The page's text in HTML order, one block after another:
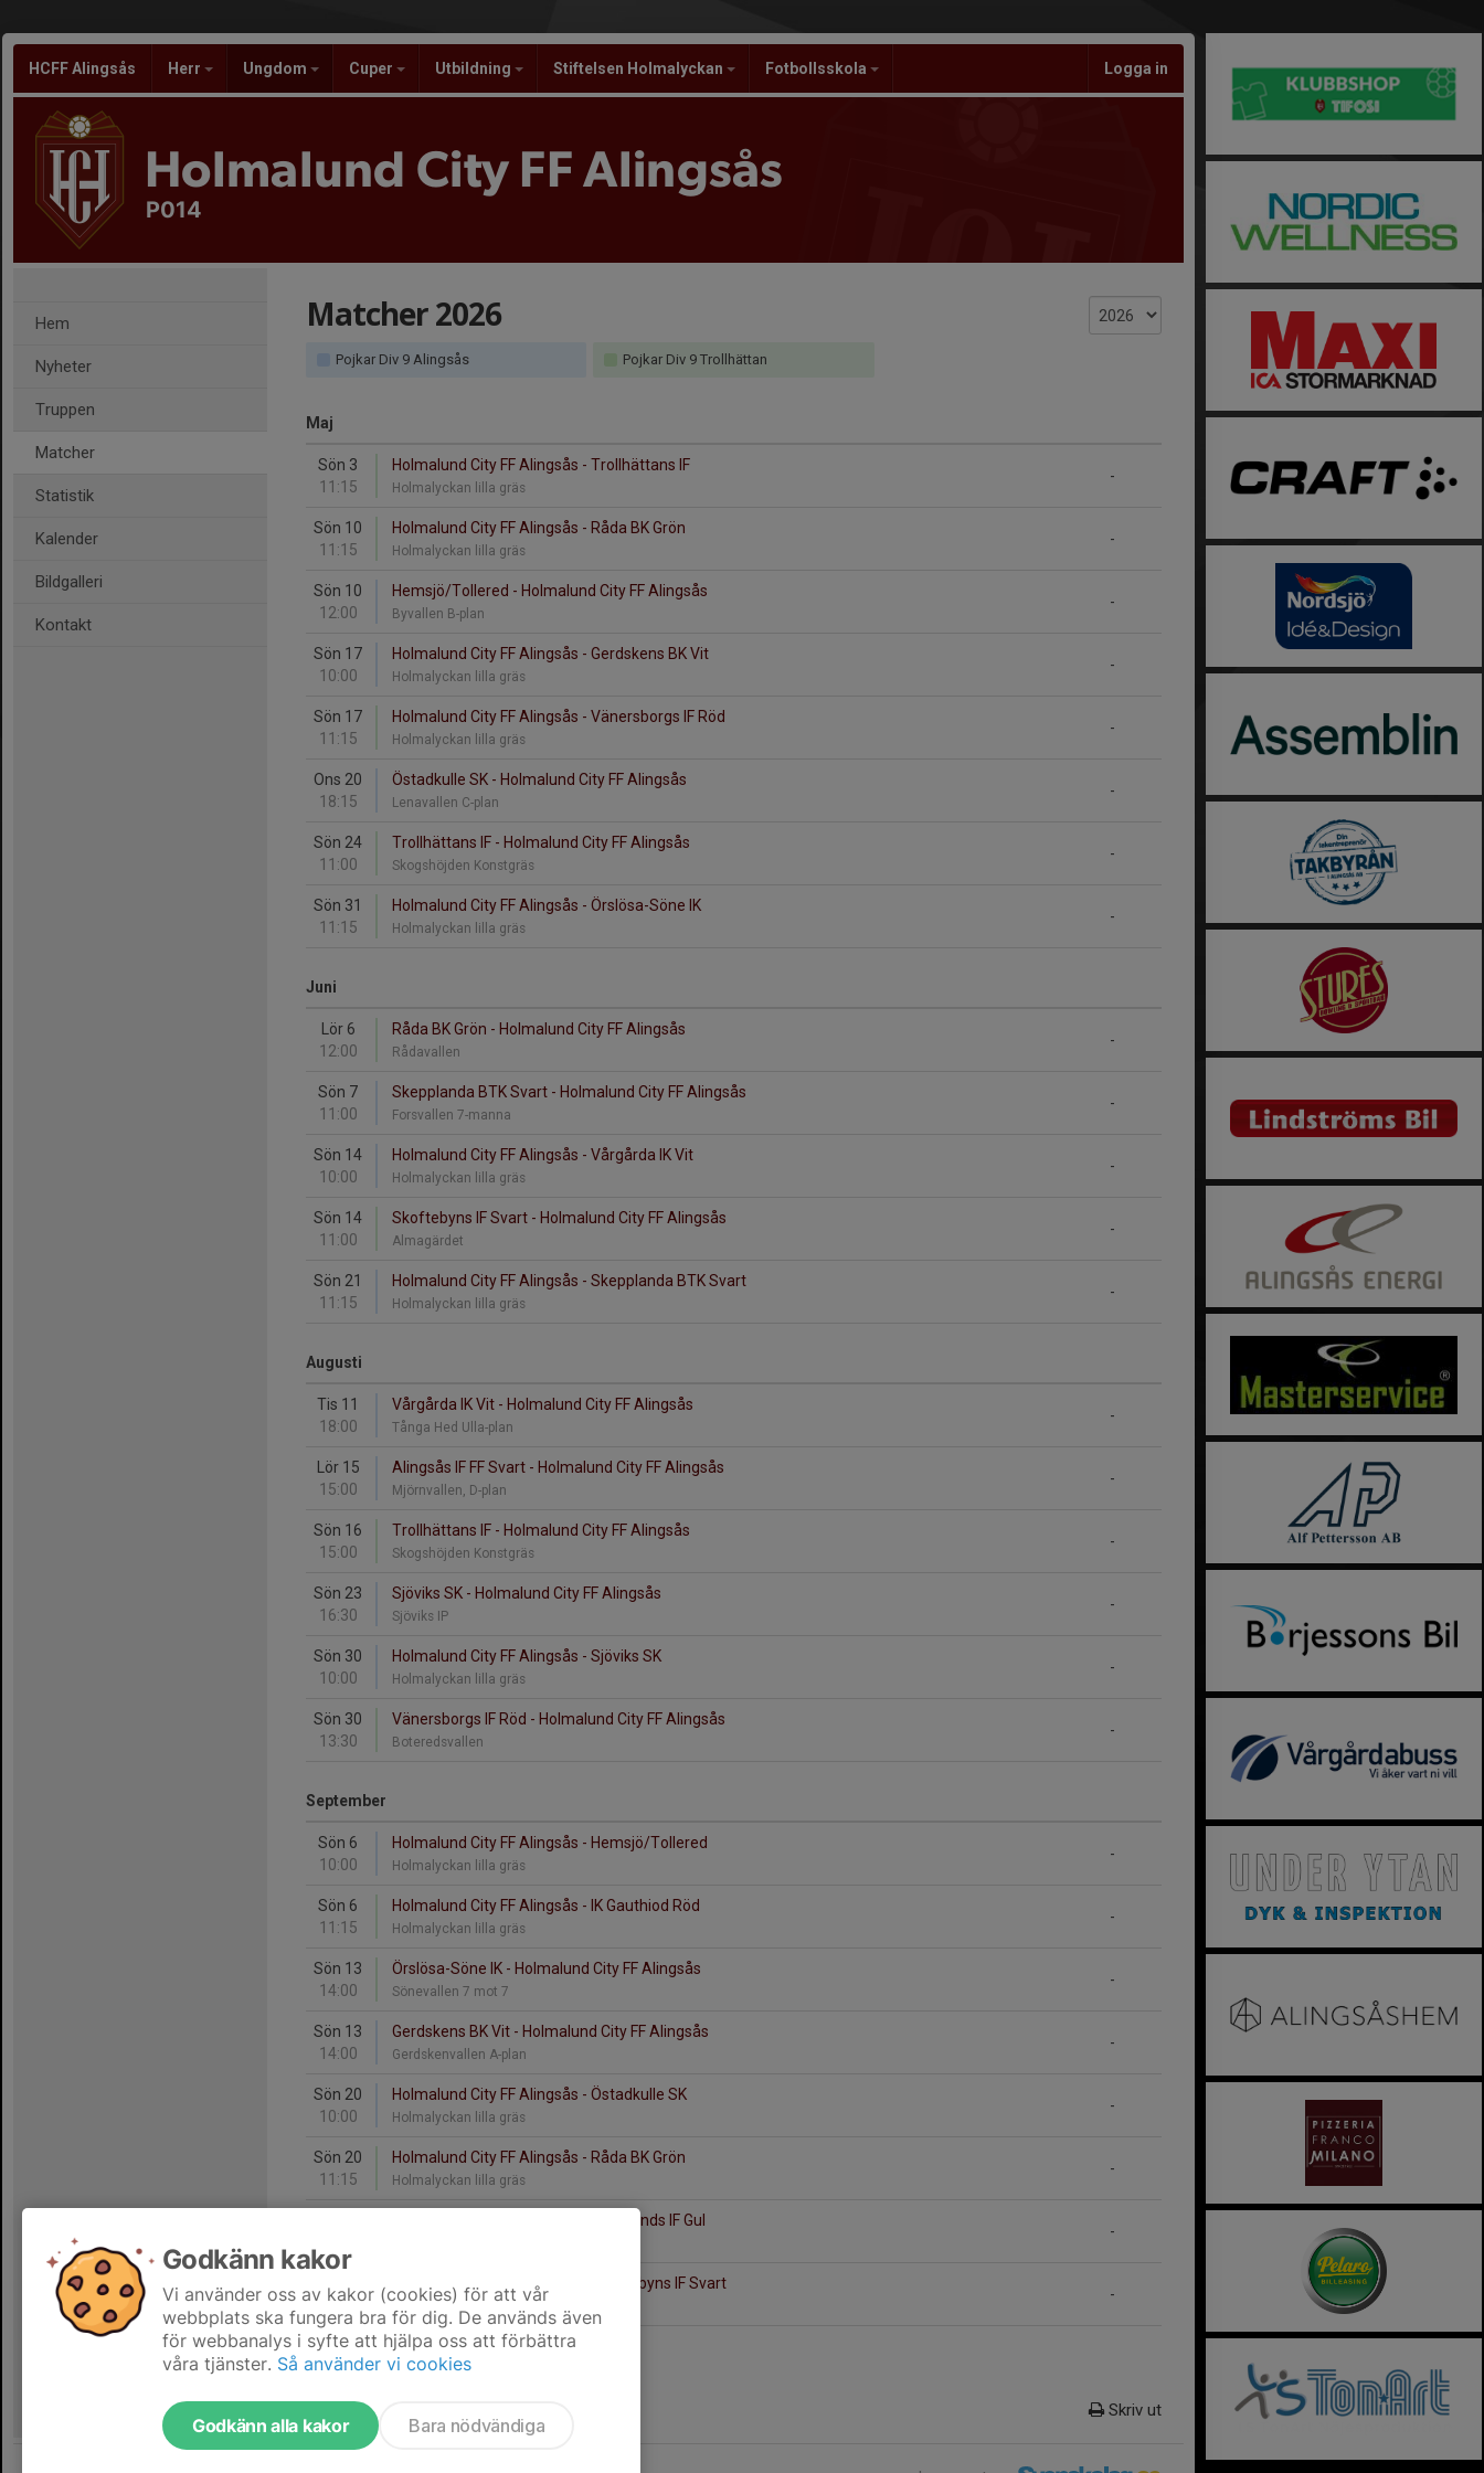
HCFF Alingsås Herr Ungdom Cuper Utbildning Stiftelsen Holmalyckan Fotbollsskola Logga in
Holmalund City FF Alingsås
P014
Hem
Nyheter
Truppen
Matcher
Statistik
Kalender
Bildgalleri
Kontakt
Matcher 2026
Pojkar Div 9 Alingsås Pojkar Div 9 Trollhättan
Maj
Sön 3
11:15
-
Holmalund City FF Alingsås - Trollhättans IF
Holmalyckan lilla gräs
Sön 10
11:15
-
Holmalund City FF Alingsås - Råda BK Grön
Holmalyckan lilla gräs
Sön 10
12:00
-
Hemsjö/Tollered - Holmalund City FF Alingsås
Byvallen B-plan
Sön 17
10:00
-
Holmalund City FF Alingsås - Gerdskens BK Vit
Holmalyckan lilla gräs
Sön 17
11:15
-
Holmalund City FF Alingsås - Vänersborgs IF Röd
Holmalyckan lilla gräs
Ons 20
18:15
-
Östadkulle SK - Holmalund City FF Alingsås
Lenavallen C-plan
Sön 24
11:00
-
Trollhättans IF - Holmalund City FF Alingsås
Skogshöjden Konstgräs
Sön 31
11:15
-
Holmalund City FF Alingsås - Örslösa-Söne IK
Holmalyckan lilla gräs
Juni
Lör 6
12:00
-
Råda BK Grön - Holmalund City FF Alingsås
Rådavallen
Sön 7
11:00
-
Skepplanda BTK Svart - Holmalund City FF Alingsås
Forsvallen 7-manna
Sön 14
10:00
-
Holmalund City FF Alingsås - Vårgårda IK Vit
Holmalyckan lilla gräs
Sön 14
11:00
-
Skoftebyns IF Svart - Holmalund City FF Alingsås
Almagärdet
Sön 21
11:15
-
Holmalund City FF Alingsås - Skepplanda BTK Svart
Holmalyckan lilla gräs
Augusti
Tis 11
18:00
-
Vårgårda IK Vit - Holmalund City FF Alingsås
Tånga Hed Ulla-plan
Lör 15
15:00
-
Alingsås IF FF Svart - Holmalund City FF Alingsås
Mjörnvallen, D-plan
Sön 16
15:00
-
Trollhättans IF - Holmalund City FF Alingsås
Skogshöjden Konstgräs
Sön 23
16:30
-
Sjöviks SK - Holmalund City FF Alingsås
Sjöviks IP
Sön 30
10:00
-
Holmalund City FF Alingsås - Sjöviks SK
Holmalyckan lilla gräs
Sön 30
13:30
-
Vänersborgs IF Röd - Holmalund City FF Alingsås
Boteredsvallen
September
Sön 6
10:00
-
Holmalund City FF Alingsås - Hemsjö/Tollered
Holmalyckan lilla gräs
Sön 6
11:15
-
Holmalund City FF Alingsås - IK Gauthiod Röd
Holmalyckan lilla gräs
Sön 13
14:00
-
Örslösa-Söne IK - Holmalund City FF Alingsås
Sönevallen 7 mot 7
Sön 13
14:00
-
Gerdskens BK Vit - Holmalund City FF Alingsås
Gerdskenvallen A-plan
Sön 20
10:00
-
Holmalund City FF Alingsås - Östadkulle SK
Holmalyckan lilla gräs
Sön 20
11:15
-
Holmalund City FF Alingsås - Råda BK Grön
Holmalyckan lilla gräs
-
Holmalund City FF Alingsås - Annelunds IF Gul
11:15
-
Holmalund City FF Alingsås - Skoftebyns IF Svart
Holmalyckan lilla gräs
Skriv ut
Godkänn kakor
Vi använder oss av kakor (cookies) för att vår
webbplats ska fungera bra för dig. De används även
för webbanalys i syfte att hjälpa oss att förbättra
våra tjänster. Så använder vi cookies
Godkänn alla kakor Bara nödvändiga